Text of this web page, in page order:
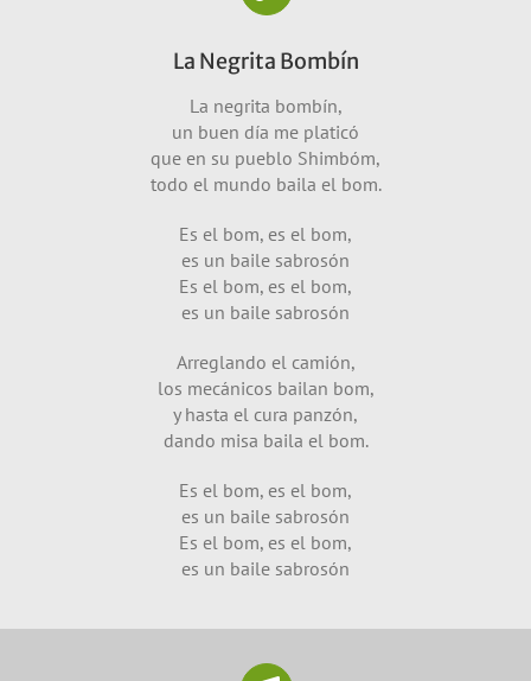
La Negrita Bombín
La negrita bombín,
un buen día me platicó
que en su pueblo Shimbóm,
todo el mundo baila el bom.
Es el bom, es el bom,
es un baile sabrosón
Es el bom, es el bom,
es un baile sabrosón
Arreglando el camión,
los mecánicos bailan bom,
y hasta el cura panzón,
dando misa baila el bom.
Es el bom, es el bom,
es un baile sabrosón
Es el bom, es el bom,
es un baile sabrosón